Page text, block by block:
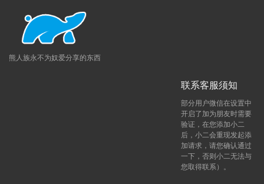
熊人族永不为奴爱分享的东西
联系客服须知
部分用户微信在设置中
开启了加为朋友时需要
验证，在您添加小二
后，小二会重现发起添
加请求，请您确认通过
一下，否则小二无法与
您取得联系）。